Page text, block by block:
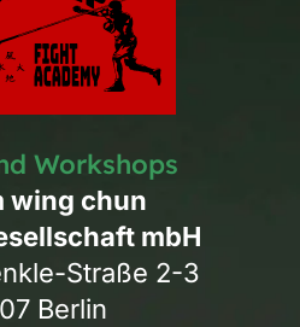
Workshops
wing chun
mbH
Straße 2-3
Berlin